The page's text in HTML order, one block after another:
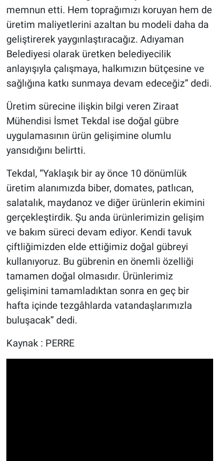
memnun etti. Hem toprağımızı koruyan hem de
üretim maliyetlerini azaltan bu modeli daha da
geliştirerek yaygınlaştıracağız. Adıyaman
Belediyesi olarak üretken belediyecilik
anlayışıyla çalışmaya, halkımızın bütçesine ve
sağlığına katkı sunmaya devam edeceğiz” dedi.
Üretim sürecine ilişkin bilgi veren Ziraat
Mühendisi İsmet Tekdal ise doğal gübre
uygulamasının ürün gelişimine olumlu
yansıdığını belirtti.
Tekdal, “Yaklaşık bir ay önce 10 dönümlük
üretim alanımızda biber, domates, patlıcan,
salatalık, maydanoz ve diğer ürünlerin ekimini
gerçekleştirdik. Şu anda ürünlerimizin gelişim
ve bakım süreci devam ediyor. Kendi tavuk
çiftliğimizden elde ettiğimiz doğal gübreyi
kullanıyoruz. Bu gübrenin en önemli özelliği
tamamen doğal olmasıdır. Ürünlerimiz
gelişimini tamamladıktan sonra en geç bir
hafta içinde tezgâhlarda vatandaşlarımızla
buluşacak” dedi.
Kaynak : PERRE